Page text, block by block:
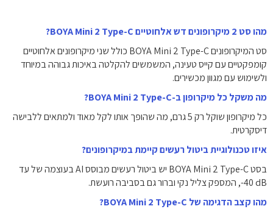
מהו סט 2 מיקרופונים דש אלחוטיים BOYA Mini 2 Type-C?
סט המיקרופונים BOYA Mini 2 Type-C כולל שני מיקרופונים אלחוטיים
קומפקטיים עם קייס טעינה, המשמשים להקלטה באיכות גבוהה במיוחד
ולשימוש עם מגוון מכשירים.
מה משקל כל מיקרופון ב-BOYA Mini 2 Type-C?
כל מיקרופון שוקל רק 5 גרם, מה שהופך אותו לקל מאוד ולמתאים ללבישה
דיסקרטית.
איזו טכנולוגיית ביטול רעשים קיימת במיקרופונים?
בסט BOYA Mini 2 Type-C יש ביטול רעשים מבוסס AI בעוצמה של עד
‎-40 dB, המספק צליל נקי וברור גם בסביבה רועשת.
מהו קצב הדגימה של BOYA Mini 2 Type-C?